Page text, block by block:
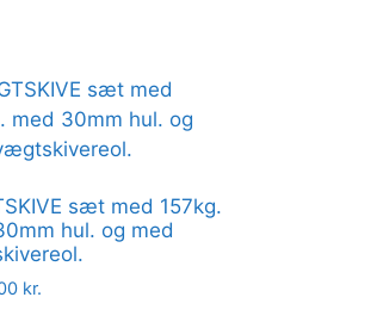
sæt med 157kg.
hul. og med
kr.